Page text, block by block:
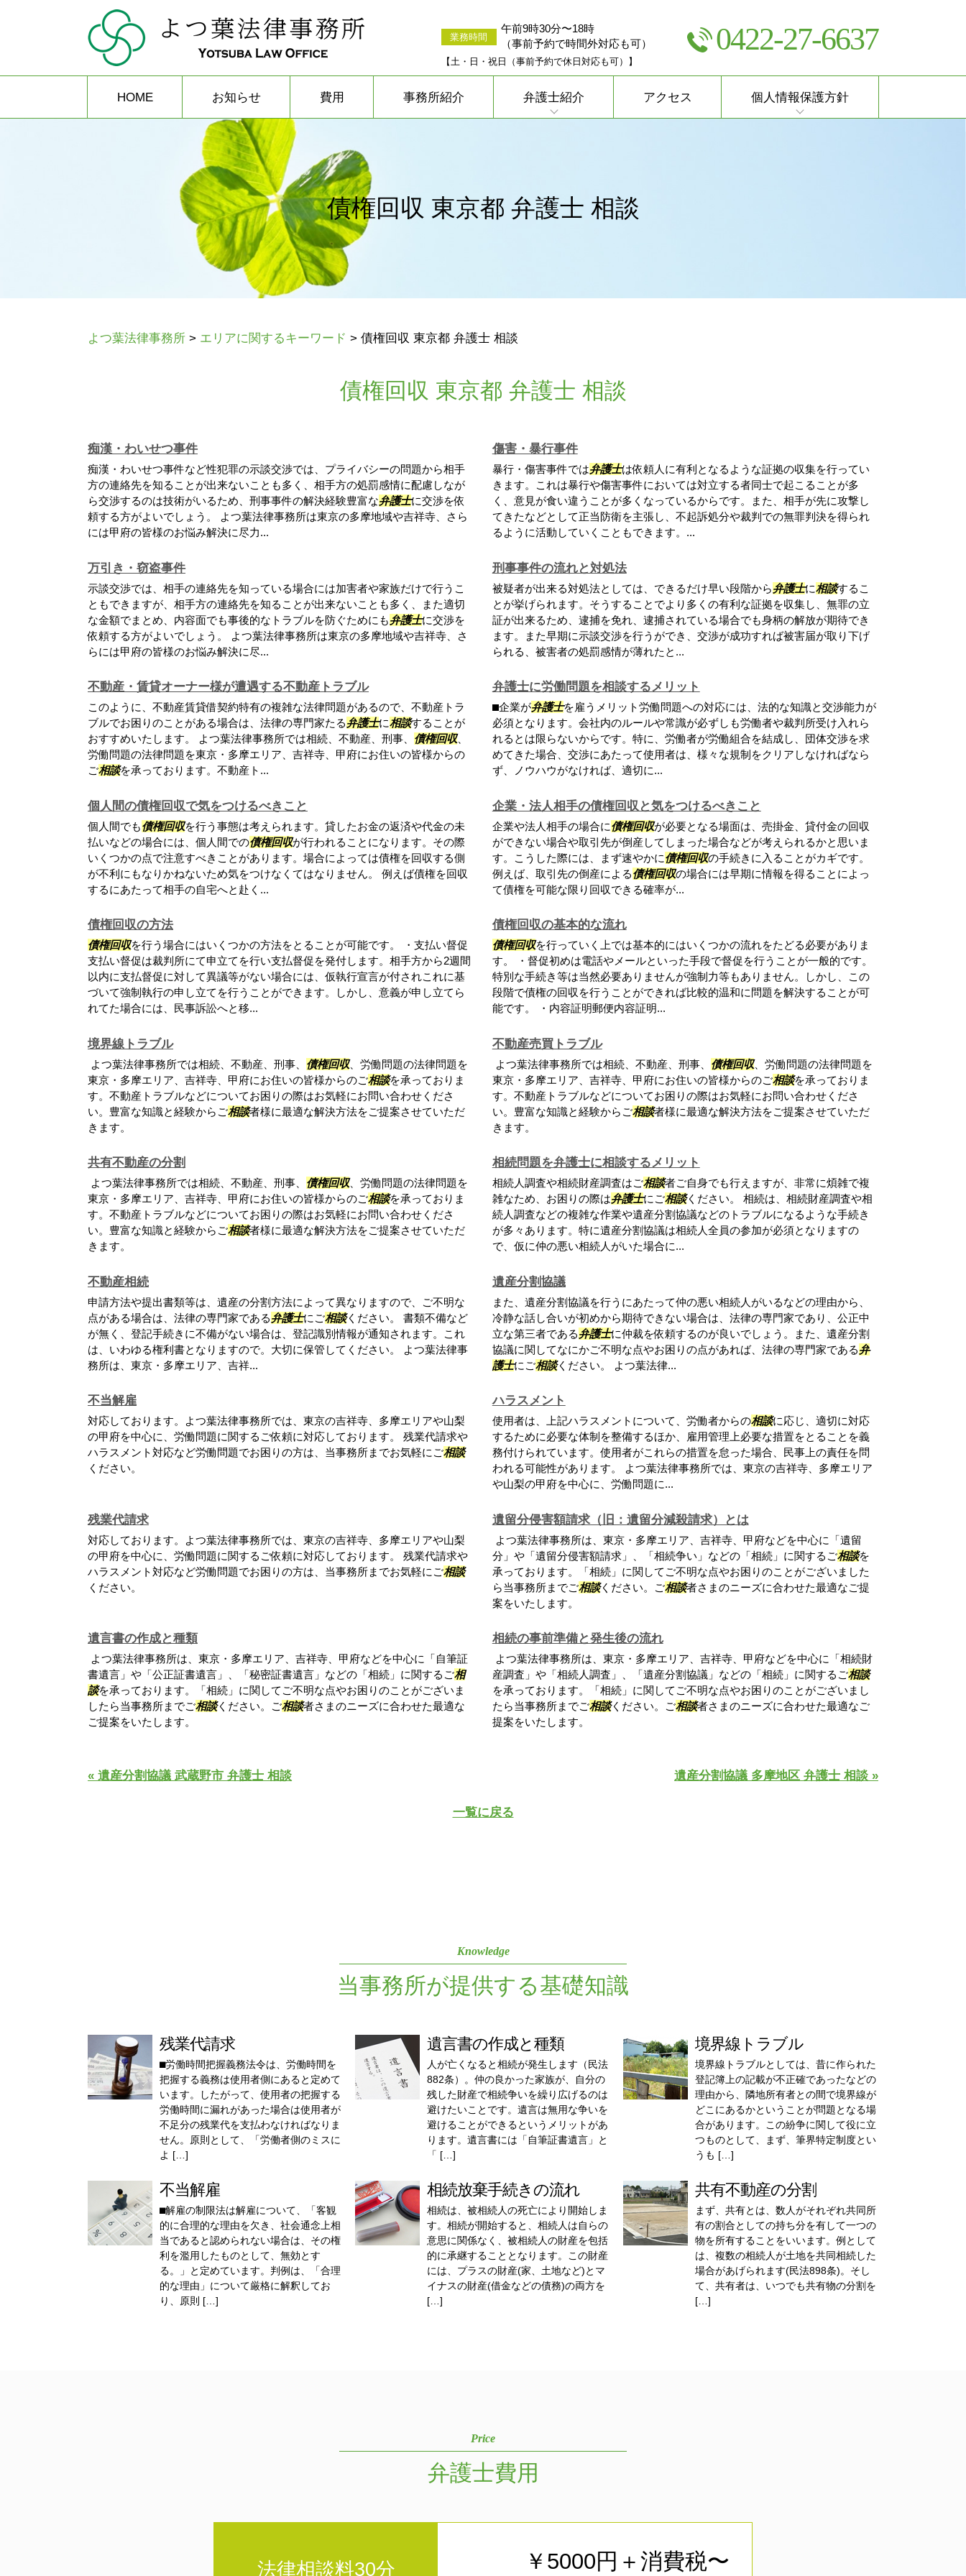
債権回収 東京都 弁護士 相談
業務時間
午前9時30分〜18時
（事前予約で時間外対応も可）
【土・日・祝日（事前予約で休日対応も可）】
0422-27-6637
HOME お知らせ 費用 事務所紹介 弁護士紹介 アクセス 個人情報保護方針
よつ葉法律事務所 > エリアに関するキーワード > 債権回収 東京都 弁護士 相談
債権回収 東京都 弁護士 相談
痴漢・わいせつ事件
痴漢・わいせつ事件など性犯罪の示談交渉では、プライバシーの問題から相手
方の連絡先を知ることが出来ないことも多く、相手方の処罰感情に配慮しなが
ら交渉するのは技術がいるため、刑事事件の解決経験豊富な弁護士に交渉を依
頼する方がよいでしょう。 よつ葉法律事務所は東京の多摩地域や吉祥寺、さら
には甲府の皆様のお悩み解決に尽力...
傷害・暴行事件
暴行・傷害事件では弁護士は依頼人に有利となるような証拠の収集を行ってい
きます。これは暴行や傷害事件においては対立する者同士で起こることが多
く、意見が食い違うことが多くなっているからです。また、相手が先に攻撃し
てきたなどとして正当防衛を主張し、不起訴処分や裁判での無罪判決を得られ
るように活動していくこともできます。...
万引き・窃盗事件
示談交渉では、相手の連絡先を知っている場合には加害者や家族だけで行うこ
ともできますが、相手方の連絡先を知ることが出来ないことも多く、また適切
な金額でまとめ、内容面でも事後的なトラブルを防ぐためにも弁護士に交渉を
依頼する方がよいでしょう。 よつ葉法律事務所は東京の多摩地域や吉祥寺、さ
らには甲府の皆様のお悩み解決に尽...
刑事事件の流れと対処法
被疑者が出来る対処法としては、できるだけ早い段階から弁護士に相談するこ
とが挙げられます。そうすることでより多くの有利な証拠を収集し、無罪の立
証が出来るため、逮捕を免れ、逮捕されている場合でも身柄の解放が期待でき
ます。また早期に示談交渉を行うができ、交渉が成功すれば被害届が取り下げ
られる、被害者の処罰感情が薄れたと...
不動産・賃貸オーナー様が遭遇する不動産トラブル
このように、不動産賃貸借契約特有の複雑な法律問題があるので、不動産トラ
ブルでお困りのことがある場合は、法律の専門家たる弁護士に相談することが
おすすめいたします。 よつ葉法律事務所では相続、不動産、刑事、 債権回収、
労働問題の法律問題を東京・多摩エリア、吉祥寺、甲府にお住いの皆様からの
ご相談を承っております。不動産ト...
弁護士に労働問題を相談するメリット
⬛︎企業が弁護士を雇うメリット労働問題への対応には、法的な知識と交渉能力が
必須となります。会社内のルールや常識が必ずしも労働者や裁判所受け入れら
れるとは限らないからです。特に、労働者が労働組合を結成し、団体交渉を求
めてきた場合、交渉にあたって使用者は、様々な規制をクリアしなければなら
ず、ノウハウがなければ、適切に...
個人間の債権回収で気をつけるべきこと
個人間でも債権回収を行う事態は考えられます。貸したお金の返済や代金の未
払いなどの場合には、個人間での債権回収が行われることになります。その際
いくつかの点で注意すべきことがあります。場合によっては債権を回収する側
が不利にもなりかねないため気をつけなくてはなりません。 例えば債権を回収
するにあたって相手の自宅へと赴く...
企業・法人相手の債権回収と気をつけるべきこと
企業や法人相手の場合に債権回収が必要となる場面は、売掛金、貸付金の回収
ができない場合や取引先が倒産してしまった場合などが考えられるかと思いま
す。こうした際には、まず速やかに債権回収の手続きに入ることがカギです。
例えば、取引先の倒産による債権回収の場合には早期に情報を得ることによっ
て債権を可能な限り回収できる確率が...
債権回収の方法
債権回収を行う場合にはいくつかの方法をとることが可能です。 ・支払い督促
支払い督促は裁判所にて申立てを行い支払督促を発付します。相手方から2週間
以内に支払督促に対して異議等がない場合には、仮執行宣言が付されこれに基
づいて強制執行の申し立てを行うことができます。しかし、意義が申し立てら
れてた場合には、民事訴訟へと移...
債権回収の基本的な流れ
債権回収を行っていく上では基本的にはいくつかの流れをたどる必要がありま
す。 ・督促初めは電話やメールといった手段で督促を行うことが一般的です。
特別な手続き等は当然必要ありませんが強制力等もありません。しかし、この
段階で債権の回収を行うことができれば比較的温和に問題を解決することが可
能です。 ・内容証明郵便内容証明...
境界線トラブル
よつ葉法律事務所では相続、不動産、刑事、 債権回収、労働問題の法律問題を
東京・多摩エリア、吉祥寺、甲府にお住いの皆様からのご相談を承っておりま
す。不動産トラブルなどについてお困りの際はお気軽にお問い合わせくださ
い。豊富な知識と経験からご相談者様に最適な解決方法をご提案させていただ
きます。
不動産売買トラブル
よつ葉法律事務所では相続、不動産、刑事、 債権回収、労働問題の法律問題を
東京・多摩エリア、吉祥寺、甲府にお住いの皆様からのご相談を承っておりま
す。不動産トラブルなどについてお困りの際はお気軽にお問い合わせくださ
い。豊富な知識と経験からご相談者様に最適な解決方法をご提案させていただ
きます。
共有不動産の分割
よつ葉法律事務所では相続、不動産、刑事、 債権回収、労働問題の法律問題を
東京・多摩エリア、吉祥寺、甲府にお住いの皆様からのご相談を承っておりま
す。不動産トラブルなどについてお困りの際はお気軽にお問い合わせくださ
い。豊富な知識と経験からご相談者様に最適な解決方法をご提案させていただ
きます。
相続問題を弁護士に相談するメリット
相続人調査や相続財産調査はご相談者ご自身でも行えますが、非常に煩雑で複
雑なため、お困りの際は弁護士にご相談ください。 相続は、相続財産調査や相
続人調査などの複雑な作業や遺産分割協議などのトラブルになるような手続き
が多々あります。特に遺産分割協議は相続人全員の参加が必須となりますの
で、仮に仲の悪い相続人がいた場合に...
不動産相続
申請方法や提出書類等は、遺産の分割方法によって異なりますので、ご不明な
点がある場合は、法律の専門家である弁護士にご相談ください。 書類不備など
が無く、登記手続きに不備がない場合は、登記識別情報が通知されます。これ
は、いわゆる権利書となりますので。大切に保管してください。 よつ葉法律事
務所は、東京・多摩エリア、吉祥...
遺産分割協議
また、遺産分割協議を行うにあたって仲の悪い相続人がいるなどの理由から、
冷静な話し合いが初めから期待できない場合は、法律の専門家であり、公正中
立な第三者である弁護士に仲裁を依頼するのが良いでしょう。また、遺産分割
協議に関してなにかご不明な点やお困りの点があれば、法律の専門家である弁
護士にご相談ください。 よつ葉法律...
不当解雇
対応しております。よつ葉法律事務所では、東京の吉祥寺、多摩エリアや山梨
の甲府を中心に、労働問題に関するご依頼に対応しております。 残業代請求や
ハラスメント対応など労働問題でお困りの方は、当事務所までお気軽にご相談
ください。
ハラスメント
使用者は、上記ハラスメントについて、労働者からの相談に応じ、適切に対応
するために必要な体制を整備するほか、雇用管理上必要な措置をとることを義
務付けられています。使用者がこれらの措置を怠った場合、民事上の責任を問
われる可能性があります。 よつ葉法律事務所では、東京の吉祥寺、多摩エリア
や山梨の甲府を中心に、労働問題に...
残業代請求
対応しております。よつ葉法律事務所では、東京の吉祥寺、多摩エリアや山梨
の甲府を中心に、労働問題に関するご依頼に対応しております。 残業代請求や
ハラスメント対応など労働問題でお困りの方は、当事務所までお気軽にご相談
ください。
遺留分侵害額請求（旧：遺留分減殺請求）とは
よつ葉法律事務所は、東京・多摩エリア、吉祥寺、甲府などを中心に「遺留
分」や「遺留分侵害額請求」、「相続争い」などの「相続」に関するご相談を
承っております。「相続」に関してご不明な点やお困りのことがございました
ら当事務所までご相談ください。ご相談者さまのニーズに合わせた最適なご提
案をいたします。
遺言書の作成と種類
よつ葉法律事務所は、東京・多摩エリア、吉祥寺、甲府などを中心に「自筆証
書遺言」や「公正証書遺言」、「秘密証書遺言」などの「相続」に関するご相
談を承っております。「相続」に関してご不明な点やお困りのことがございま
したら当事務所までご相談ください。ご相談者さまのニーズに合わせた最適な
ご提案をいたします。
相続の事前準備と発生後の流れ
よつ葉法律事務所は、東京・多摩エリア、吉祥寺、甲府などを中心に「相続財
産調査」や「相続人調査」、「遺産分割協議」などの「相続」に関するご相談
を承っております。「相続」に関してご不明な点やお困りのことがございまし
たら当事務所までご相談ください。ご相談者さまのニーズに合わせた最適なご
提案をいたします。
« 遺産分割協議 武蔵野市 弁護士 相談 遺産分割協議 多摩地区 弁護士 相談 »
一覧に戻る
Knowledge
当事務所が提供する基礎知識
残業代請求
⬛︎労働時間把握義務法令は、労働時間を
把握する義務は使用者側にあると定めて
います。したがって、使用者の把握する
労働時間に漏れがあった場合は使用者が
不足分の残業代を支払わなければなりま
せん。原則として、「労働者側のミスに
よ […]
遺言書の作成と種類
人が亡くなると相続が発生します（民法
882条）。仲の良かった家族が、自分の
残した財産で相続争いを繰り広げるのは
避けたいことです。遺言は無用な争いを
避けることができるというメリットがあ
ります。遺言書には「自筆証書遺言」と
「 […]
境界線トラブル
境界線トラブルとしては、昔に作られた
登記簿上の記載が不正確であったなどの
理由から、隣地所有者との間で境界線が
どこにあるかということが問題となる場
合があります。この紛争に関して役に立
つものとして、まず、筆界特定制度とい
うも […]
不当解雇
⬛︎解雇の制限法は解雇について、「客観
的に合理的な理由を欠き、社会通念上相
当であると認められない場合は、その権
利を濫用したものとして、無効とす
る。」と定めています。判例は、「合理
的な理由」について厳格に解釈してお
り、原則 […]
相続放棄手続きの流れ
相続は、被相続人の死亡により開始しま
す。相続が開始すると、相続人は自らの
意思に関係なく、被相続人の財産を包括
的に承継することとなります。この財産
には、プラスの財産(家、土地など)とマ
イナスの財産(借金などの債務)の両方を
[…]
共有不動産の分割
まず、共有とは、数人がそれぞれ共同所
有の割合としての持ち分を有して一つの
物を所有することをいいます。例として
は、複数の相続人が土地を共同相続した
場合があげられます(民法898条)。そし
て、共有者は、いつでも共有物の分割を
[…]
Price
弁護士費用
法律相談料30分 ￥5000円＋消費税〜